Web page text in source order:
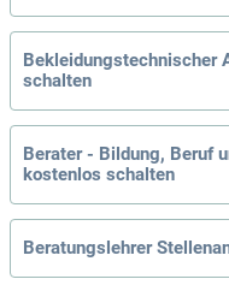
Bekleidungstechnischer
schalten
Berater - Bildung, Beruf
kostenlos schalten
Beratungslehrer